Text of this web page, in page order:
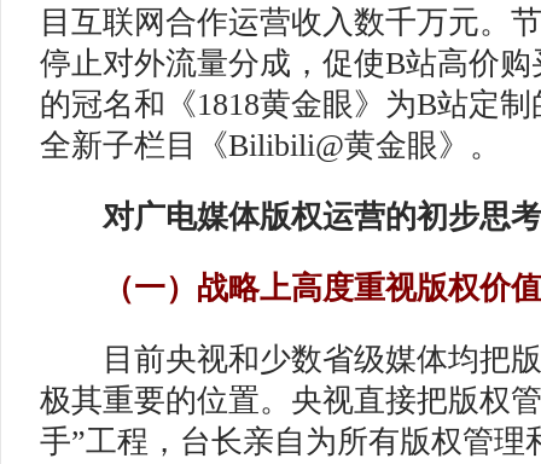
目互联网合作运营收入数千万元。
停止对外流量分成，促使B站高价购
的冠名和《1818黄金眼》为B站定
全新子栏目《Bilibili@黄金眼》。
对广电媒体版权运营的初步思考
（一）战略上高度重视版权价值
目前央视和少数省级媒体均把版
极其重要的位置。央视直接把版权
手”工程，台长亲自为所有版权管理